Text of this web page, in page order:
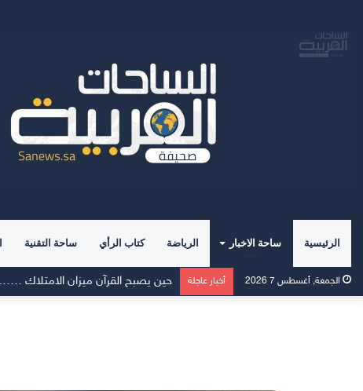
الرئيسية ساحة الاخبار الرياضة كتاب الرأي ساحة التقنية
الجمعة, أغسطس 7 2026 أخبار عاجلة Momcozy توسّع نطاق دعم الرضاعة الطبيعية في الشرق الأوسط